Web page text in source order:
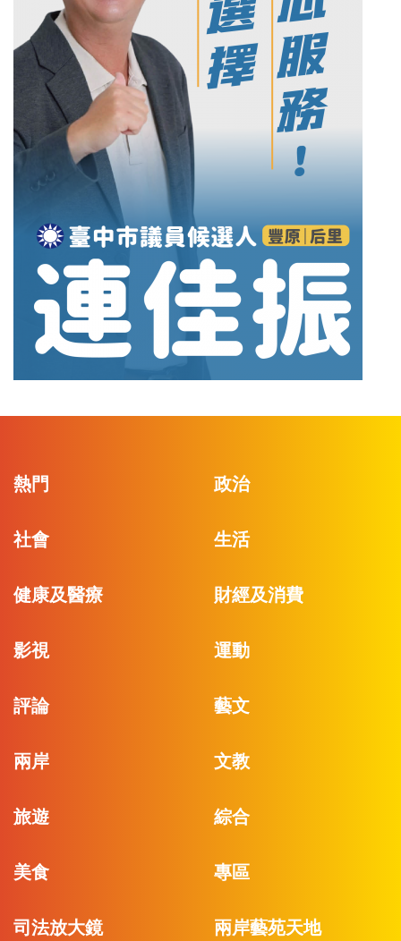
熱門 政治
社會 生活
健康及醫療 財經及消費
影視 運動
評論 藝文
兩岸 文教
旅遊 綜合
美食 專區
司法放大鏡 兩岸藝苑天地